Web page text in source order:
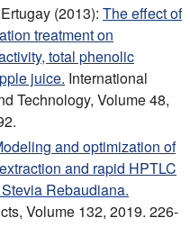
(2013): The effect of
treatment on
total phenolic
juice. International
Technology, Volume 48,
and optimization of
and rapid HPTLC
Rebaudiana.
Volume 132, 2019. 226-